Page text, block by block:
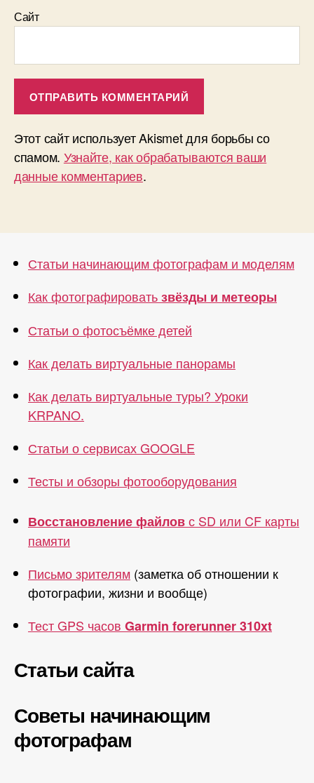
Сайт
Этот сайт использует Akismet для борьбы со
спамом. Узнайте, как обрабатываются ваши
данные комментариев.
Статьи начинающим фотографам и моделям
Как фотографироватьзвёзды и метеоры
Статьи о фотосъёмке детей
Как делать виртуальные панорамы
Как делать виртуальные туры? Уроки
KRPANO.
Статьи о сервисах GOOGLE
Тесты и обзоры фотооборудования
Восстановление файловс SD или CF карты
памяти
Письмо зрителям (заметка об отношении к
фотографии, жизни и вообще)
Тест GPS часов Garmin forerunner 310xt
Статьи сайта
Советы начинающим
фотографам